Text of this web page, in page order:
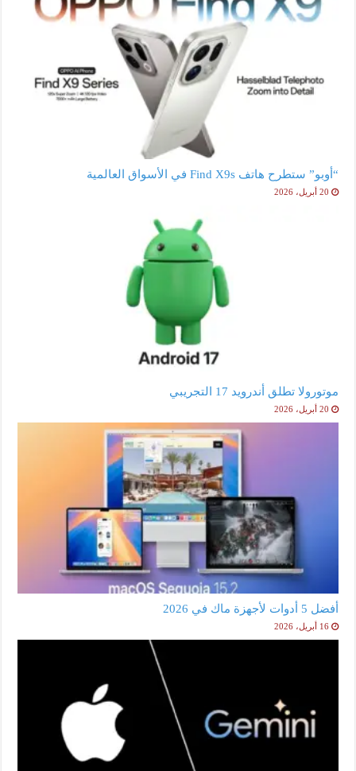
“أوبو” ستطرح هاتف Find X9s في الأسواق العالمية
20 أبريل، 2026
موتورولا تطلق أندرويد 17 التجريبي
20 أبريل، 2026
أفضل 5 أدوات لأجهزة ماك في 2026
16 أبريل، 2026